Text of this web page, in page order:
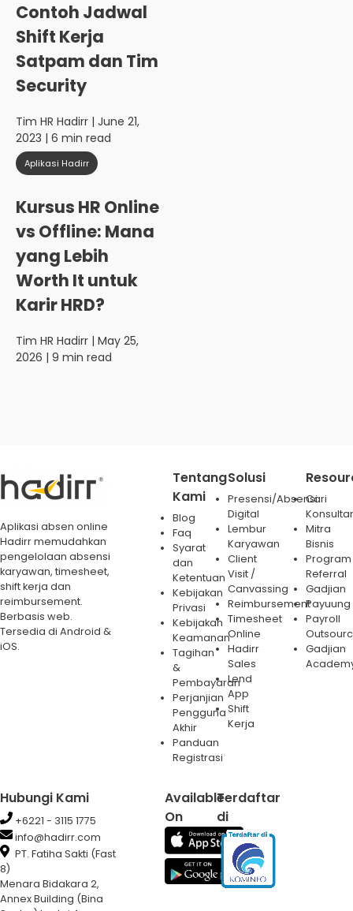
Contoh Jadwal
Shift Kerja
Satpam dan Tim
Security
Tim HR Hadirr | June 21,
2023 | 6 min read
Aplikasi Hadirr
Kursus HR Online
vs Offline: Mana
yang Lebih
Worth It untuk
Karir HRD?
Tim HR Hadirr | May 25,
2026 | 9 min read
Aplikasi absen online
Hadirr memudahkan
pengelolaan absensi
karyawan, timesheet,
shift kerja dan
reimbursement.
Berbasis web.
Tersedia di Android &
iOS.
Tentang
Kami
Blog
Faq
Syarat
dan
Ketentuan
Kebijakan
Privasi
Kebijakan
Keamanan
Tagihan
&
Pembayaran
Perjanjian
Pengguna
Akhir
Panduan
Registrasi
Solusi
Presensi/Absensi
Digital
Lembur
Karyawan
Client
Visit /
Canvassing
Reimbursement
Timesheet
Online
Hadirr
Sales
Lend
App
Shift
Kerja
Cari
Mitra
Bisnis
Program
Referral
Gadjian
Payuung
Payroll
Gadjian
Hubungi Kami
+6221 - 3115 1775
info@hadirr.com
PT. Fatiha Sakti (Fast
8)
Menara Bidakara 2,
Annex Building (Bina
Available
On
Terdaftar
di